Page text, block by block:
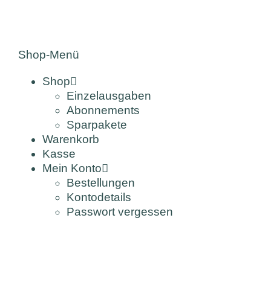
Shop-Menü
Shop
Einzelausgaben
Abonnements
Sparpakete
Warenkorb
Kasse
Mein Konto
Bestellungen
Kontodetails
Passwort vergessen